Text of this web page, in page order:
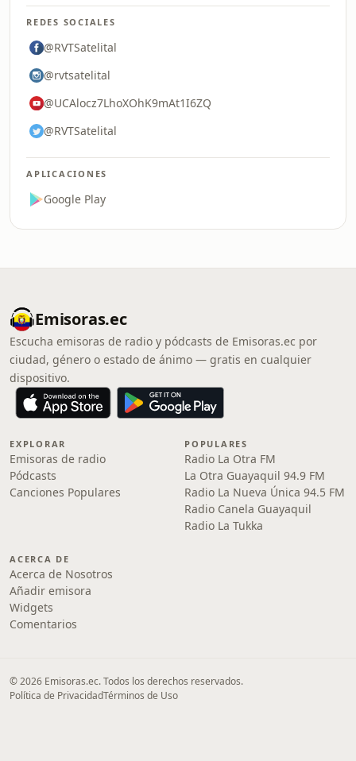
REDES SOCIALES
@RVTSatelital
@rvtsatelital
@UCAlocz7LhoXOhK9mAt1I6ZQ
@RVTSatelital
APLICACIONES
Google Play
Emisoras.ec
Escucha emisoras de radio y pódcasts de Emisoras.ec por
ciudad, género o estado de ánimo — gratis en cualquier
dispositivo.
EXPLORAR
Emisoras de radio
Pódcasts
Canciones Populares
POPULARES
Radio La Otra FM
La Otra Guayaquil 94.9 FM
Radio La Nueva Única 94.5 FM
Radio Canela Guayaquil
Radio La Tukka
ACERCA DE
Acerca de Nosotros
Añadir emisora
Widgets
Comentarios
© 2026 Emisoras.ec. Todos los derechos reservados.
Política de PrivacidadTérminos de Uso